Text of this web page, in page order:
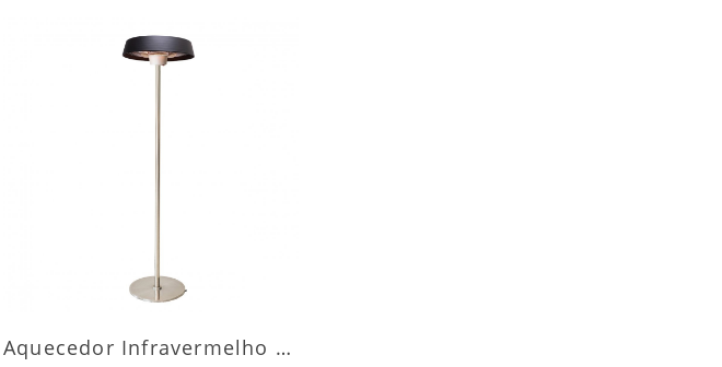
Aquecedor Infravermelho Pedestal Luft-20000